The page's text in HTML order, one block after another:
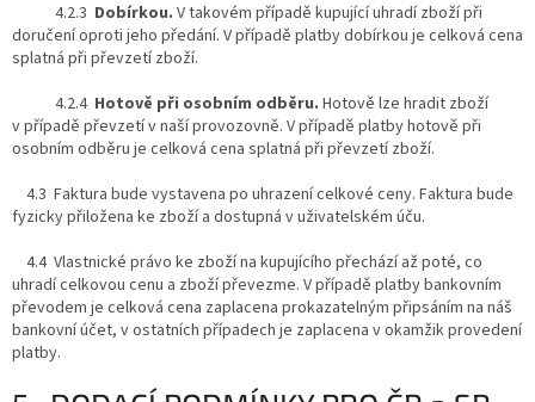
4.2.3 Dobírkou. V takovém případě kupující uhradí zboží při
doručení oproti jeho předání. V případě platby dobírkou je celková cena
splatná při převzetí zboží.
4.2.4 Hotově při osobním odběru. Hotově lze hradit zboží
v případě převzetí v naší provozovně. V případě platby hotově při
osobním odběru je celková cena splatná při převzetí zboží.
4.3 Faktura bude vystavena po uhrazení celkové ceny. Faktura bude
fyzicky přiložena ke zboží a dostupná v uživatelském úču.
4.4 Vlastnické právo ke zboží na kupujícího přechází až poté, co
uhradí celkovou cenu a zboží převezme. V případě platby bankovním
převodem je celková cena zaplacena prokazatelným připsáním na náš
bankovní účet, v ostatních případech je zaplacena v okamžik provedení
platby.